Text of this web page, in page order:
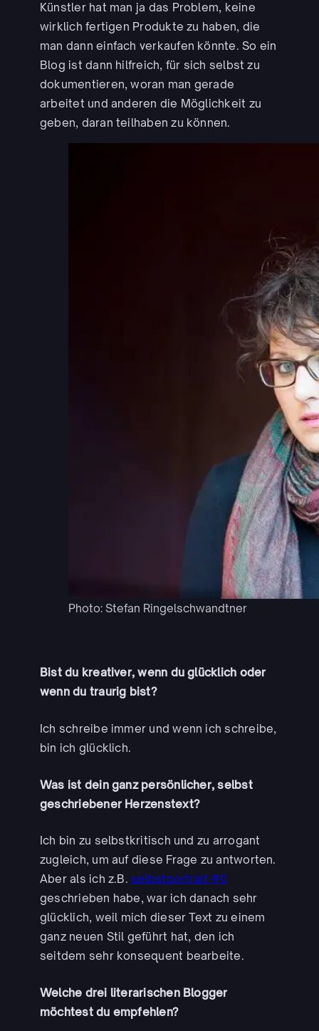
Künstler hat man ja das Problem, keine
wirklich fertigen Produkte zu haben, die
man dann einfach verkaufen könnte. So ein
Blog ist dann hilfreich, für sich selbst zu
dokumentieren, woran man gerade
arbeitet und anderen die Möglichkeit zu
geben, daran teilhaben zu können.
Photo: Stefan Ringelschwandtner
Bist du kreativer, wenn du glücklich oder
wenn du traurig bist?
Ich schreibe immer und wenn ich schreibe,
bin ich glücklich.
Was ist dein ganz persönlicher, selbst
geschriebener Herzenstext?
Ich bin zu selbstkritisch und zu arrogant
zugleich, um auf diese Frage zu antworten.
Aber als ich z.B.selbstportrait #0
geschrieben habe, war ich danach sehr
glücklich, weil mich dieser Text zu einem
ganz neuen Stil geführt hat, den ich
seitdem sehr konsequent bearbeite.
Welche drei literarischen Blogger
möchtest du empfehlen?